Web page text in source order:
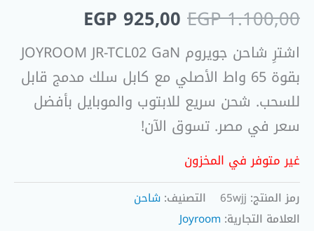
EGP1.100,00
EGP 925,00
اشترِ شاحن جويروم JOYROOM JR-TCL02 GaN
بقوة 65 واط الأصلي مع كابل سلك مدمج قابل
للسحب. شحن سريع للابتوب والموبايل بأفضل
سعر في مصر. تسوق الآن!
غير متوفر في المخزون
رمز المنتج: 65wjj التصنيف: شاحن
العلامة التجارية: Joyroom